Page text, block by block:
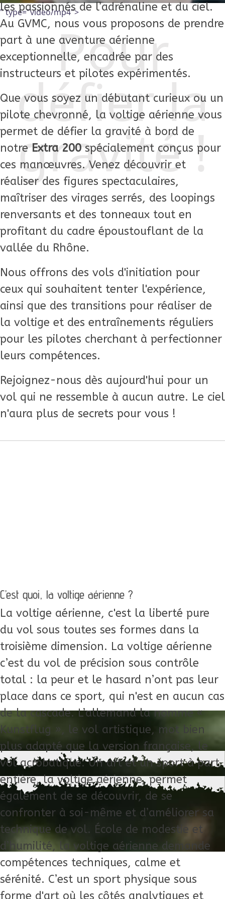
" type="video/mp4">
Pour
défier la
gravité !
les passionnés de l’adrénaline et du ciel.
Au GVMC, nous vous proposons de prendre
part à une aventure aérienne
exceptionnelle, encadrée par des
instructeurs et pilotes expérimentés.
Que vous soyez un débutant curieux ou un
pilote chevronné, la voltige aérienne vous
permet de défier la gravité à bord de
notre Extra 200 spécialement conçus pour
ces manœuvres. Venez découvrir et
réaliser des figures spectaculaires,
maîtriser des virages serrés, des loopings
renversants et des tonneaux tout en
profitant du cadre époustouflant de la
vallée du Rhône.
Nous offrons des vols d'initiation pour
ceux qui souhaitent tenter l'expérience,
ainsi que des transitions pour réaliser de
la voltige et des entraînements réguliers
pour les pilotes cherchant à perfectionner
leurs compétences.
Rejoignez-nous dès aujourd'hui pour un
vol qui ne ressemble à aucun autre. Le ciel
n'aura plus de secrets pour vous !
C’est quoi, la voltige aérienne ?
La voltige aérienne, c'est la liberté pure
du vol sous toutes ses formes dans la
troisième dimension. La voltige aérienne
c’est du vol de précision sous contrôle
total : la peur et le hasard n’ont pas leur
place dans ce sport, qui n'est en aucun cas
de la cascade. L’allemand la nomme «
Kunstflug », le vol artistique, mot bien
plus adapté que la version française, le
vol acrobatique. Un art et un sport à part
entière, la voltige aérienne, permet
également de se découvrir, de se
confronter à soi-même et d’améliorer sa
technique de vol. École de modestie et
d’humilité, la voltige aérienne demande
compétences techniques, calme et
sérénité. C’est un sport physique sous
forme d'art où les côtés analytiques et